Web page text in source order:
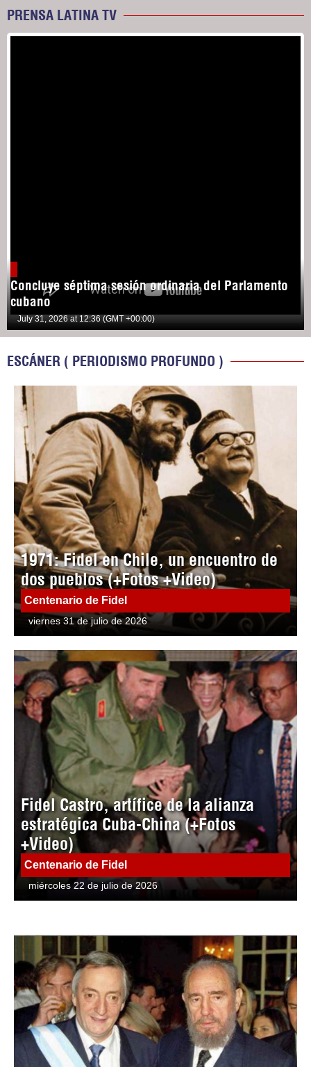
PRENSA LATINA TV
Concluye séptima sesión ordinaria del Parlamento
cubano
July 31, 2026 at 12:36 (GMT +00:00)
ESCÁNER ( PERIODISMO PROFUNDO )
1971: Fidel en Chile, un encuentro de
dos pueblos (+Fotos +Video)
Centenario de Fidel
viernes 31 de julio de 2026
Fidel Castro, artífice de la alianza
estratégica Cuba-China (+Fotos
+Video)
Centenario de Fidel
miércoles 22 de julio de 2026